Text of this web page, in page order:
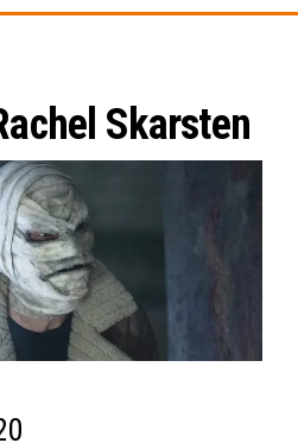
Skarsten